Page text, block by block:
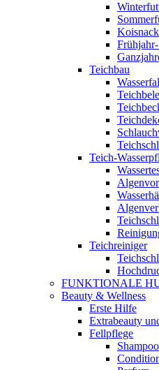
Koisnack
Teichbau
Teich-
Teichreiniger
FUNKTIONALE
Beauty & Wellness
Erste Hilfe
Extrabeauty
Fellpflege
Shampoo